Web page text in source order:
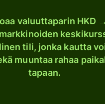
valuuttaparin HKD
tili, jonka kautta
muuntaa rahaa
tapaan.